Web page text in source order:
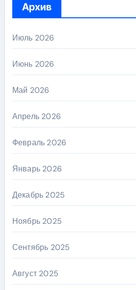
Архив
Июль 2026
Июнь 2026
Май 2026
Апрель 2026
Февраль 2026
Январь 2026
Декабрь 2025
Ноябрь 2025
Сентябрь 2025
Август 2025